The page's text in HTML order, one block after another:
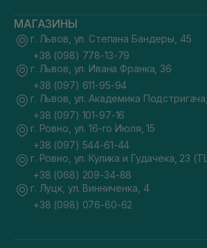
МАГАЗИНЫ
г. Львов, ул. Степана Бандеры, 45
+38 (098) 778-13-79
г. Львов, ул. Ивана Франка, 36
+38 (097) 611-95-94
г. Львов, ул. Академика
+38 (097) 101-97-16
г. Ровно, ул. 16-го Июля, 15
+38 (097) 544-61-44
г. Ровно, ул. Кулика и Гудачека, 23
+38 (068) 209-34-88
г. Луцк, ул. Винниченка, 4
+38 (098) 076-60-62